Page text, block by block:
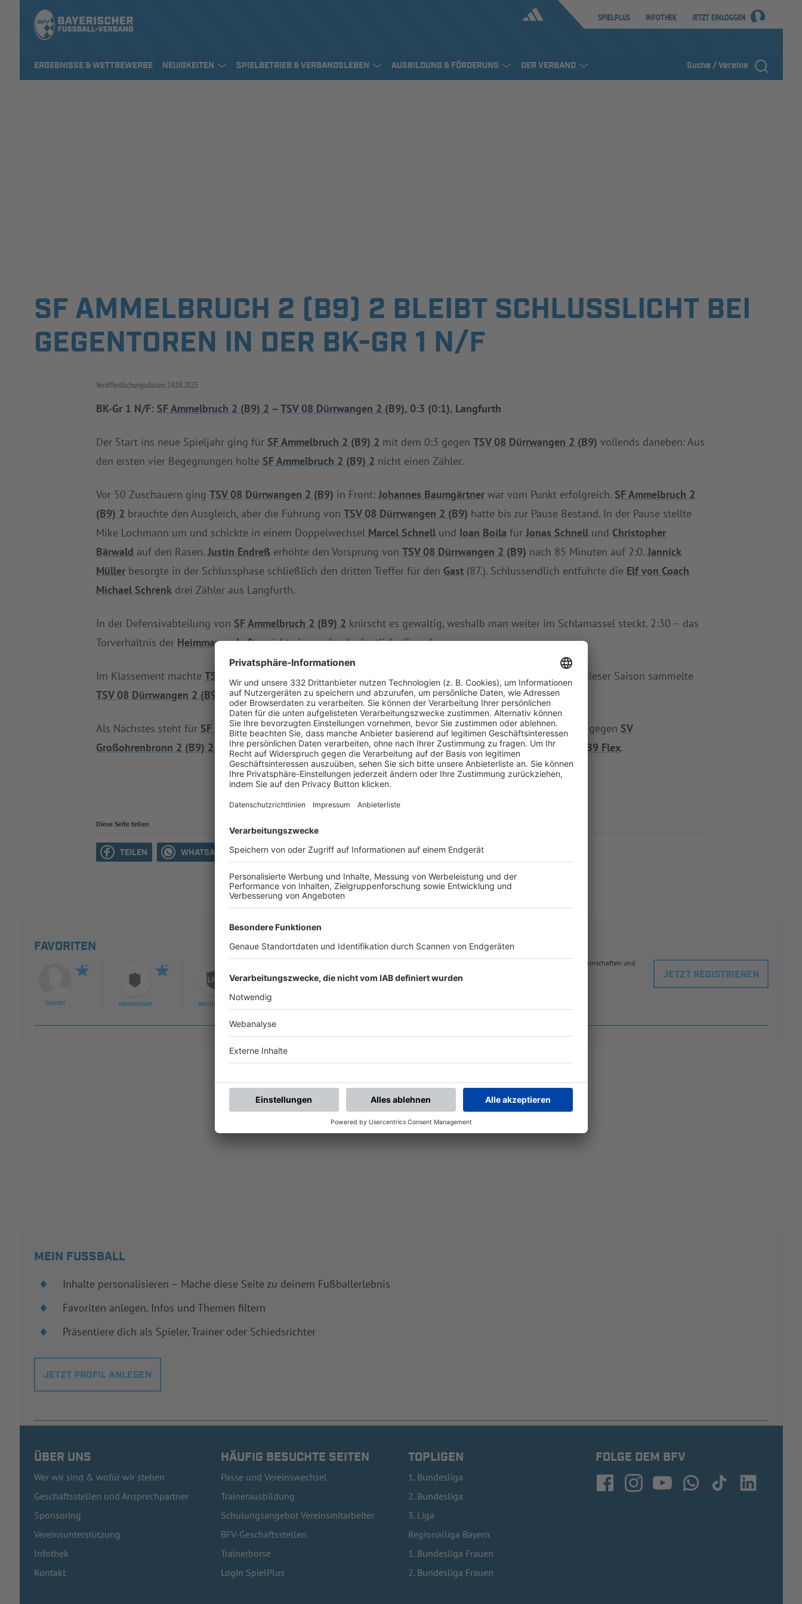
SPIELPLUS INFOTHEK JETZT EINLOGGEN
ERGEBNISSE & WETTBEWERBE NEUIGKEITEN SPIELBETRIEB & VERBANDSLEBEN AUSBILDUNG & FÖRDERUNG DER VERBAND Suche / Vereine
SF AMMELBRUCH 2 (B9) 2 BLEIBT SCHLUSSLICHT BEI
GEGENTOREN IN DER BK-GR 1 N/F
Veröffentlichungsdatum 24.08.2025
BK-Gr 1 N/F: SF Ammelbruch 2 (B9) 2 –TSV 08 Dürrwangen 2 (B9), 0:3 (0:1), Langfurth
Der Start ins neue Spieljahr ging für SF Ammelbruch 2 (B9) 2 mit dem 0:3 gegenTSV 08 Dürrwangen 2 (B9) vollends daneben: Aus
den ersten vier Begegnungen holte SF Ammelbruch 2 (B9) 2 nicht einen Zähler.
Vor 50 Zuschauern gingTSV 08 Dürrwangen 2 (B9) in Front:Johannes Baumgärtner war vom Punkt erfolgreich. SF Ammelbruch 2
(B9) 2 brauchte den Ausgleich, aber die Führung vonTSV 08 Dürrwangen 2 (B9) hatte bis zur Pause Bestand. In der Pause stellte
Mike Lochmann um und schickte in einem Doppelwechsel Marcel Schnell und Ioan Boila fürJonas Schnell und Christopher
Bärwald auf den Rasen.Justin Endreß erhöhte den Vorsprung vonTSV 08 Dürrwangen 2 (B9) nach 85 Minuten auf 2:0.Jannick
Müller besorgte in der Schlussphase schließlich den dritten Treffer für den Gast (87.). Schlussendlich entführte die Elf von Coach
Michael Schrenk drei Zähler aus Langfurth.
In der Defensivabteilung von SF Ammelbruch 2 (B9) 2 knirscht es gewaltig, weshalb man weiter im Schlamassel steckt. 2:30 – das
Torverhältnis der Heimmannschaftspricht eine mehr als deutliche Sprache.
Im Klassement machteTSV 08 Dürrwangen 2 (B9)
einen Satz und rangiert nun auf dem zweiten Platz. In dieser Saison sammelte
TSV 08 Dürrwangen 2 (B9)
bisher zwei Siege und kassierte zwei Niederlagen.
Als Nächstes steht für SF Ammelbruch 2 (B9) 2eine Auswärtsaufgabe an. Am Sonntag (13:00 Uhr) geht es gegen SV
Großohrenbronn 2 (B9) 2. TSV 08 Dürrwangen 2 (B9)empfängt parallelSG Lellenfeld/Großenried/Arberg B9 Flex.
Diese Seite teilen
TEILEN WHATSAPP MAIL
FAVORITEN
Spieler Mannschaft Wettbewerb
Nach der Registrierung kannst du dir Favoriten setzen. So bist du ganz nah an deinen Lieblingsspielern, Mannschaften und
Ligen, die dann direkt hier angezeigt werden.
JETZT REGISTRIEREN
MEIN FUSSBALL
Inhalte personalisieren – Mache diese Seite zu deinem Fußballerlebnis
Favoriten anlegen, Infos und Themen filtern
Präsentiere dich als Spieler, Trainer oder Schiedsrichter
JETZT PROFIL ANLEGEN
ÜBER UNS
Wer wir sind & wofür wir stehen
Geschäftsstellen und Ansprechpartner
Sponsoring
Vereinsunterstützung
Infothek
Kontakt
HÄUFIG BESUCHTE SEITEN
Pässe und Vereinswechsel
Trainerausbildung
Schulungsangebot Vereinsmitarbeiter
BFV-Geschäftsstellen
Trainerbörse
Login SpielPlus
TOPLIGEN
1. Bundesliga
2. Bundesliga
3. Liga
Regionalliga Bayern
1. Bundesliga Frauen
2. Bundesliga Frauen
FOLGE DEM BFV